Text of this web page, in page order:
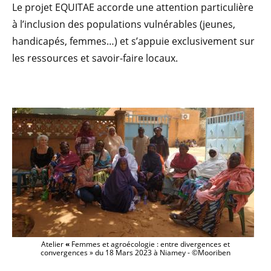
Le projet EQUITAE accorde une attention particulière
à l’inclusion des populations vulnérables (jeunes,
handicapés, femmes…) et s’appuie exclusivement sur
les ressources et savoir-faire locaux.
Atelier« Femmes et agroécologie : entre divergences et
convergences » du 18 Mars 2023 à Niamey - ©Mooriben